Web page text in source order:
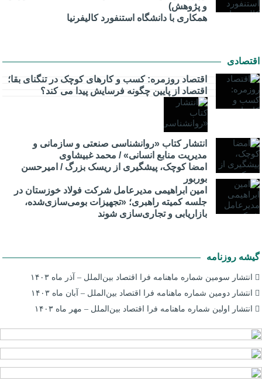
و پژوهش)
همکاری با دانشگاه استنفورد کالیفرنیا
اقتصادی
اقتصاد روزمره: کسب‌ و کارهای کوچک در تنگنای بقا؛
اقتصاد از پایین چگونه فرسایش پیدا می کند؟
انتشار کتاب «روانشناسی صنعتی و سازمانی و
مدیریت منابع انسانی» / محمد غبیشاوی
امضا کوچک، پیشگیری از ریسک بزرگ / امیرحسن
بوربور
امین ابراهیمی مدیرعامل شرکت فولاد خوزستان در
جلسه کمیته راهبری؛ «تجهیزات بومی‌سازی‌شده،
بازاریابی و تجاری‌سازی شوند
گیشه روزنامه
انتشار سومین شماره ماهنامه فرا اقتصاد بین‌الملل – آذر ماه ۱۴۰۳
انتشار دومین شماره ماهنامه فرا اقتصاد بین‌الملل – آبان ماه ۱۴۰۳
انتشار اولین شماره ماهنامه فرا اقتصاد بین‌الملل – مهر ماه ۱۴۰۳